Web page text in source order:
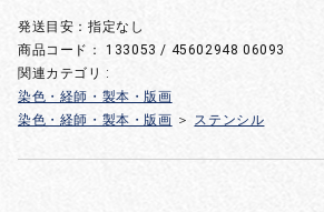
発送目安：指定なし
商品コード：133053 / 45602948 06093
関連カテゴリ :
染色・経師・製本・版画
染色・経師・製本・版画 ＞ ステンシル